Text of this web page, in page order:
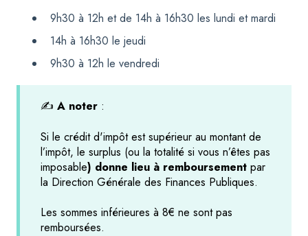
9h30 à 12h et de 14h à 16h30 les lundi et mardi
14h à 16h30 le jeudi
9h30 à 12h le vendredi
✍️ A noter :
Si le crédit d'impôt est supérieur au montant de
l’impôt, le surplus (ou la totalité si vous n’êtes pas
imposable) donne lieu à remboursement par
la Direction Générale des Finances Publiques.
Les sommes inférieures à 8€ ne sont pas
remboursées.